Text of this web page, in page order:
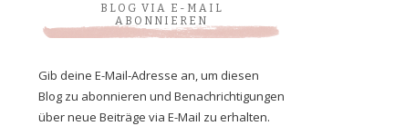
BLOG VIA E-MAIL
ABONNIEREN
Gib deine E-Mail-Adresse an, um diesen
Blog zu abonnieren und Benachrichtigungen
über neue Beiträge via E-Mail zu erhalten.